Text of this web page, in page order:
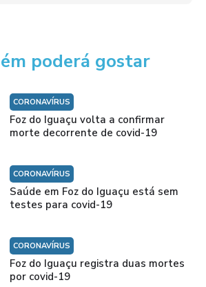
poderá gostar
CORONAVÍRUS
Foz do Iguaçu volta a confirmar
morte decorrente de covid-19
CORONAVÍRUS
Saúde em Foz do Iguaçu está sem
testes para covid-19
CORONAVÍRUS
Foz do Iguaçu registra duas mortes
por covid-19